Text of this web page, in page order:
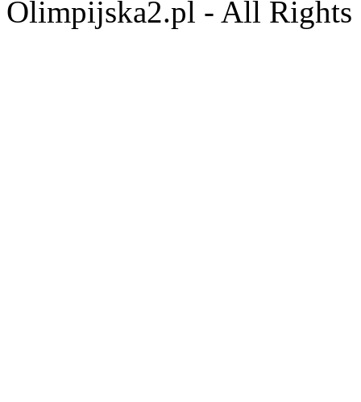
Olimpijska2.pl - All Rights